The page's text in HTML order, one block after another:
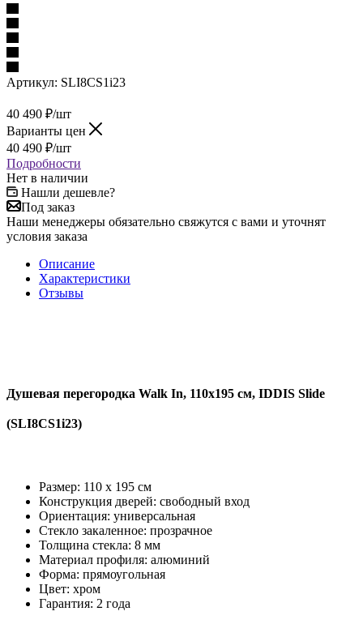
Артикул: SLI8CS1i23
40 490 ₽/шт
Варианты цен
40 490 ₽/шт
Подробности
Нет в наличии
Нашли дешевле?
Под заказ
Наши менеджеры обязательно свяжутся с вами и уточнят
условия заказа
Описание
Характеристики
Отзывы
Душевая перегородка Walk In, 110х195 см, IDDIS Slide
(SLI8CS1i23)
Размер: 110 x 195 см
Конструкция дверей: свободный вход
Ориентация: универсальная
Стекло закаленное: прозрачное
Толщина стекла: 8 мм
Материал профиля: алюминий
Форма: прямоугольная
Цвет: хром
Гарантия: 2 года